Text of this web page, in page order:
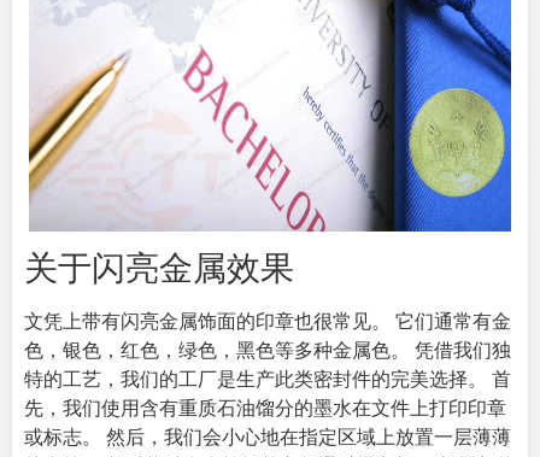
关于闪亮金属效果
文凭上带有闪亮金属饰面的印章也很常见。 它们通常有金
色，银色，红色，绿色，黑色等多种金属色。 凭借我们独
特的工艺，我们的工厂是生产此类密封件的完美选择。 首
先，我们使用含有重质石油馏分的墨水在文件上打印印章
或标志。 然后，我们会小心地在指定区域上放置一层薄薄